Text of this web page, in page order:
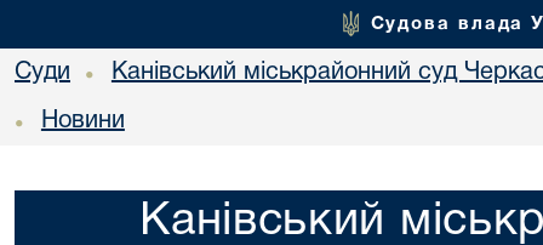
Судова влада
Суди • Канівський міськрайонний суд
• Новини
Канівський